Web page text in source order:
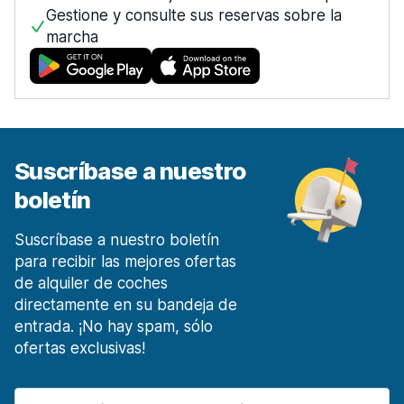
desde 12,55 € al día
Móstoles Centro de la ciudad
desde 27,22 € al día
Málaga Estación de tren
desde 14,97 € al día
Marbella
135 ofertas en 3 lugares
Murcia
185 ofertas en 4 lugares
Región de Murcia Aeropuerto Internacional
desde 17,14 € al día
Oviedo
Gestione y consulte sus reservas sobre la
marcha
Suscríbase a nuestro
boletín
Suscríbase a nuestro boletín
para recibir las mejores ofertas
de alquiler de coches
directamente en su bandeja de
entrada. ¡No hay spam, sólo
ofertas exclusivas!